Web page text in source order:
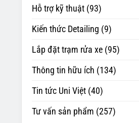
Hỗ trợ kỹ thuật (93)
Kiến thức Detailing (9)
Lắp đặt trạm rửa xe (95)
Thông tin hữu ích (134)
Tin tức Uni Việt (40)
Tư vấn sản phẩm (257)